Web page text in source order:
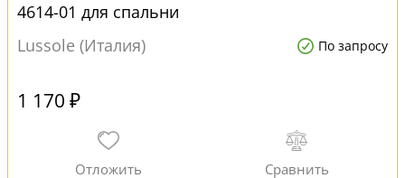
4614-01 для спальни
Lussole (Италия)
По запросу
1 170 ₽